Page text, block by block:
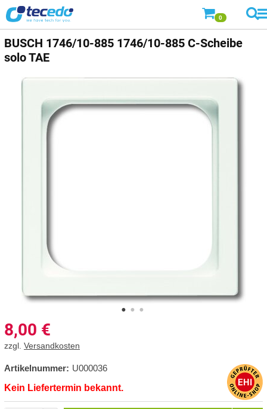
0
BUSCH 1746/10-885 1746/10-885 C-Scheibe
solo TAE
8,00 €
zzgl. Versandkosten
Artikelnummer: U000036
Kein Liefertermin bekannt.